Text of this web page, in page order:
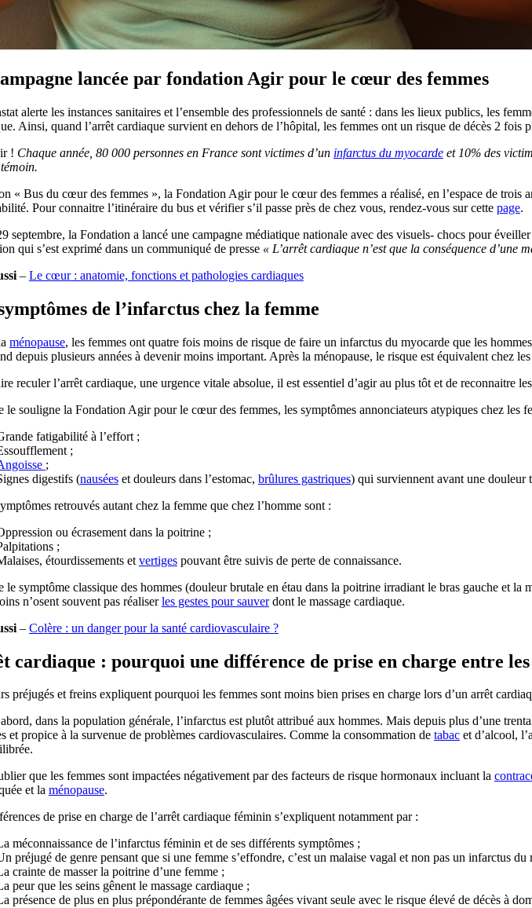
lancée par fondation Agir pour le cœur des femmes
alerte les instances sanitaires et l’ensemble des professionnels de santé : dans les lieux publics, les
Ainsi, quand l’arrêt cardiaque survient en dehors de l’hôpital, les femmes ont un risque de décès 2 fois
! Chaque année, 80 000 personnes en France sont victimes d’un infarctus du myocardeet 10% des
« Bus du cœur des femmes », la Fondation Agir pour le cœur des femmes a réalisé, en l’espace de trois
Pour connaitre l’itinéraire du bus et vérifier s’il passe près de chez vous, rendez-vous sur cette page.
septembre, la Fondation a lancé une campagne médiatique nationale avec des visuels- chocs pour
qui s’est exprimé dans un communiqué de presse « L’arrêt cardiaque n’est que la conséquence d’une
– Le cœur : anatomie, fonctions et pathologies cardiaques
de l’infarctus chez la femme
ménopause, les femmes ont quatre fois moins de risque de faire un infarctus du myocarde que les
depuis plusieurs années à devenir moins important. Après la ménopause, le risque est équivalent chez
reculer l’arrêt cardiaque, une urgence vitale absolue, il est essentiel d’agir au plus tôt et de reconnaitre
le souligne la Fondation Agir pour le cœur des femmes, les symptômes annonciateurs atypiques chez les
fatigabilité à l’effort ;
;
;
digestifs (nauséeset douleurs dans l’estomac, brûlures gastriques) qui surviennent avant une douleur
retrouvés autant chez la femme que chez l’homme sont :
ou écrasement dans la poitrine ;
;
étourdissements et vertigespouvant être suivis de perte de connaissance.
le symptôme classique des hommes (douleur brutale en étau dans la poitrine irradiant le bras gauche et
n’osent souvent pas réaliserles gestes pour sauverdont le massage cardiaque.
– Colère : un danger pour la santé cardiovasculaire ?
cardiaque : pourquoi une différence de prise en charge entre les
préjugés et freins expliquent pourquoi les femmes sont moins bien prises en charge lors d’un arrêt
dans la population générale, l’infarctus est plutôt attribué aux hommes. Mais depuis plus d’une
et propice à la survenue de problèmes cardiovasculaires. Comme la consommation de tabacet d’alcool,
que les femmes sont impactées négativement par des facteurs de risque hormonaux incluant la
et la ménopause.
de prise en charge de l’arrêt cardiaque féminin s’expliquent notamment par :
méconnaissance de l’infarctus féminin et de ses différents symptômes ;
préjugé de genre pensant que si une femme s’effondre, c’est un malaise vagal et non pas un infarctus du
crainte de masser la poitrine d’une femme ;
peur que les seins gênent le massage cardiaque ;
présence de plus en plus prépondérante de femmes âgées vivant seule avec le risque élevé de décès à